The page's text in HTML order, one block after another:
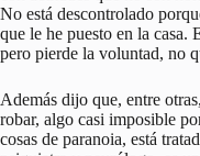
No está descontrolado
que le he puesto en la casa.
pero pierde la voluntad, no
Además dijo que, entre
robar, algo casi imposible
cosas de paranoia, está